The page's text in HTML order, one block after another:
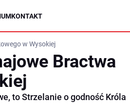
KONTAKT
w Wysokiej
Bractwa
to Strzelanie o godność Króla